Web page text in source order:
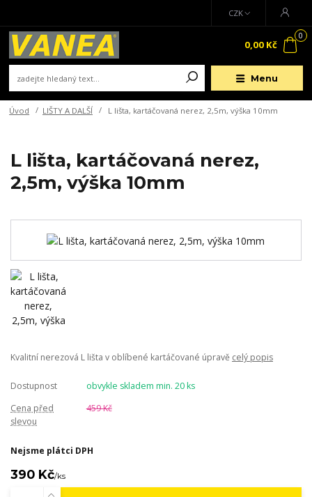
Menu
CZK
0
0,00 Kč
Úvod LIŠTY A DALŠÍ L lišta, kartáčovaná nerez, 2,5m, výška 10mm
L lišta, kartáčovaná nerez,
2,5m, výška 10mm
Kvalitní nerezová L lišta v oblíbené kartáčované úpravě celý popis
Dostupnost
obvykle skladem min. 20 ks
Cena před
slevou
459 Kč
Nejsme plátci DPH
390 Kč/ks